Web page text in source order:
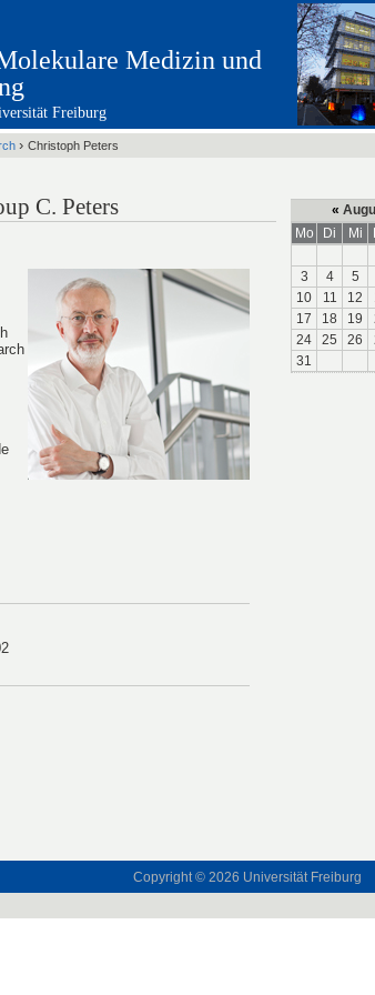
Medizin und
Freiburg
› Christoph Peters
C. Peters «
Mo
Di Mi
3
4 5
10
11 12
17
18 19
24
25 26
31
Copyright © 2026 Universität Freiburg